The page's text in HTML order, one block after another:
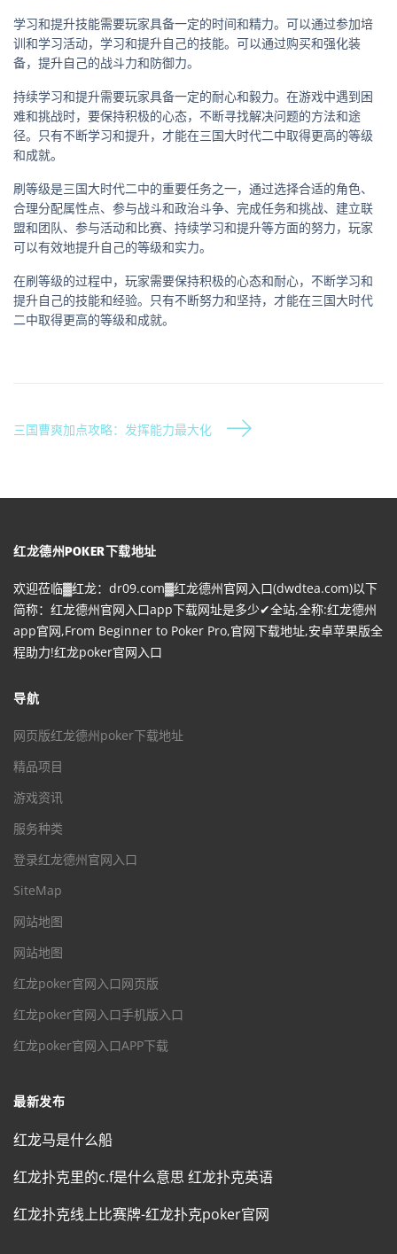
学习和提升技能需要玩家具备一定的时间和精力。可以通过参加培
训和学习活动，学习和提升自己的技能。可以通过购买和强化装
备，提升自己的战斗力和防御力。
持续学习和提升需要玩家具备一定的耐心和毅力。在游戏中遇到困
难和挑战时，要保持积极的心态，不断寻找解决问题的方法和途
径。只有不断学习和提升，才能在三国大时代二中取得更高的等级
和成就。
刷等级是三国大时代二中的重要任务之一，通过选择合适的角色、
合理分配属性点、参与战斗和政治斗争、完成任务和挑战、建立联
盟和团队、参与活动和比赛、持续学习和提升等方面的努力，玩家
可以有效地提升自己的等级和实力。
在刷等级的过程中，玩家需要保持积极的心态和耐心，不断学习和
提升自己的技能和经验。只有不断努力和坚持，才能在三国大时代
二中取得更高的等级和成就。
三国曹爽加点攻略：发挥能力最大化
红龙德州POKER下载地址
欢迎莅临▓红龙：dr09.com▓红龙德州官网入口(dwdtea.com)以下
简称：红龙德州官网入口app下载网址是多少✔全站,全称:红龙德州
app官网,From Beginner to Poker Pro,官网下载地址,安卓苹果版全
程助力!红龙poker官网入口
导航
网页版红龙德州poker下载地址
精品项目
游戏资讯
服务种类
登录红龙德州官网入口
SiteMap
网站地图
网站地图
红龙poker官网入口网页版
红龙poker官网入口手机版入口
红龙poker官网入口APP下载
最新发布
红龙马是什么船
红龙扑克里的c.f是什么意思 红龙扑克英语
红龙扑克线上比赛牌-红龙扑克poker官网